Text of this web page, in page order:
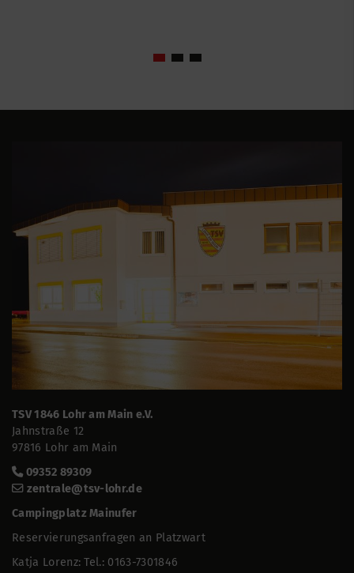
TSV 1846 Lohr am Main e.V.
Jahnstraße 12
97816 Lohr am Main
09352 89309
zentrale@tsv-lohr.de
Campingplatz Mainufer
Reservierungsanfragen an Platzwart
Katja Lorenz: Tel.: 0163-7301846